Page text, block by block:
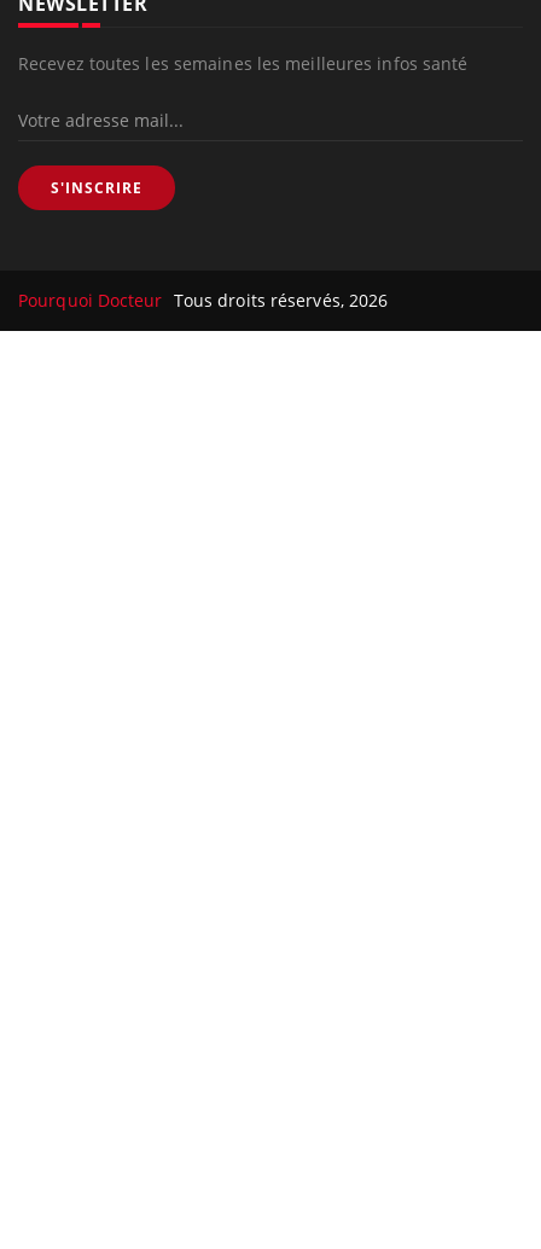
Recevez toutes les semaines les meilleures infos santé
S'INSCRIRE
Pourquoi Docteur Tous droits réservés, 2026